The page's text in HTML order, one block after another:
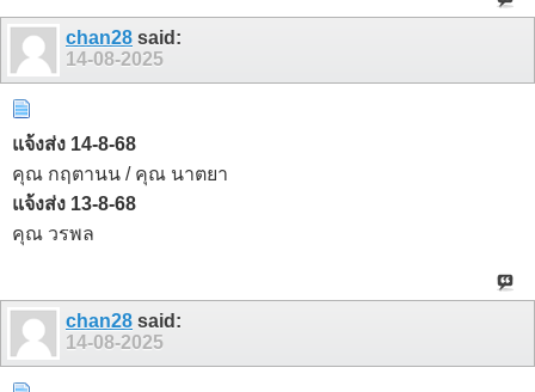
chan28 said:
14-08-2025
แจ้งส่ง 14-8-68
คุณ กฤตานน / คุณ นาตยา
แจ้งส่ง 13-8-68
คุณ วรพล
chan28 said:
14-08-2025